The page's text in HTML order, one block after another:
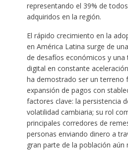
representando el 39% de
adquiridos en la región.
El rápido crecimiento en la
en América Latina surge de
de desafíos económicos y
digital en constante
ha demostrado ser un terreno
expansión de pagos con
factores clave: la persistencia
volatilidad cambiaria; su rol
principales corredores de
personas enviando dinero a
gran parte de la población aún